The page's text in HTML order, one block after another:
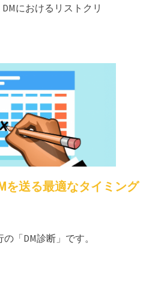
におけるリストクリ
を送る最適なタイミング
「DM診断」です。